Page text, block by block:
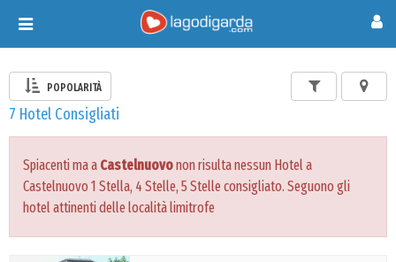
Toggle
navigation
POPOLARITÀ
7 Hotel Consigliati
Spiacenti ma a Castelnuovonon risulta nessun Hotel a
Castelnuovo 1 Stella, 4 Stelle, 5 Stelle consigliato. Seguono gli
hotel attinenti delle località limitrofe